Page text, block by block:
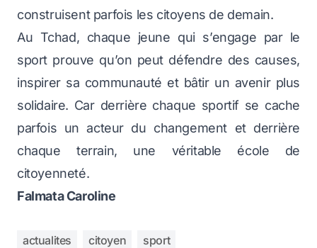
construisent parfois les citoyens de demain.
Au Tchad, chaque jeune qui s’engage par le
sport prouve qu’on peut défendre des causes,
inspirer sa communauté et bâtir un avenir plus
solidaire. Car derrière chaque sportif se cache
parfois un acteur du changement et derrière
chaque terrain, une véritable école de
citoyenneté.
Falmata Caroline
actualites citoyen sport